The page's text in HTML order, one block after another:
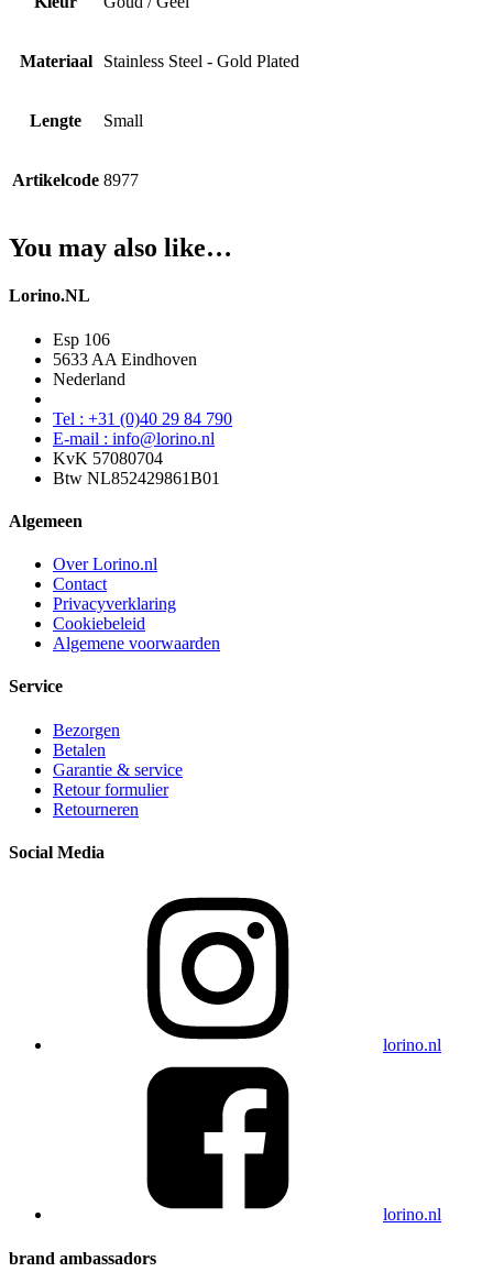
Materiaal Stainless Steel - Gold Plated
Lengte Small
Artikelcode 8977
You may also like…
Lorino.NL
Esp 106
5633 AA Eindhoven
Nederland
Tel : +31 (0)40 29 84 790
E-mail : info@lorino.nl
KvK 57080704
Btw NL852429861B01
Algemeen
Over Lorino.nl
Contact
Privacyverklaring
Cookiebeleid
Algemene voorwaarden
Service
Bezorgen
Betalen
Garantie & service
Retour formulier
Retourneren
Social Media
lorino.nl
lorino.nl
brand ambassadors